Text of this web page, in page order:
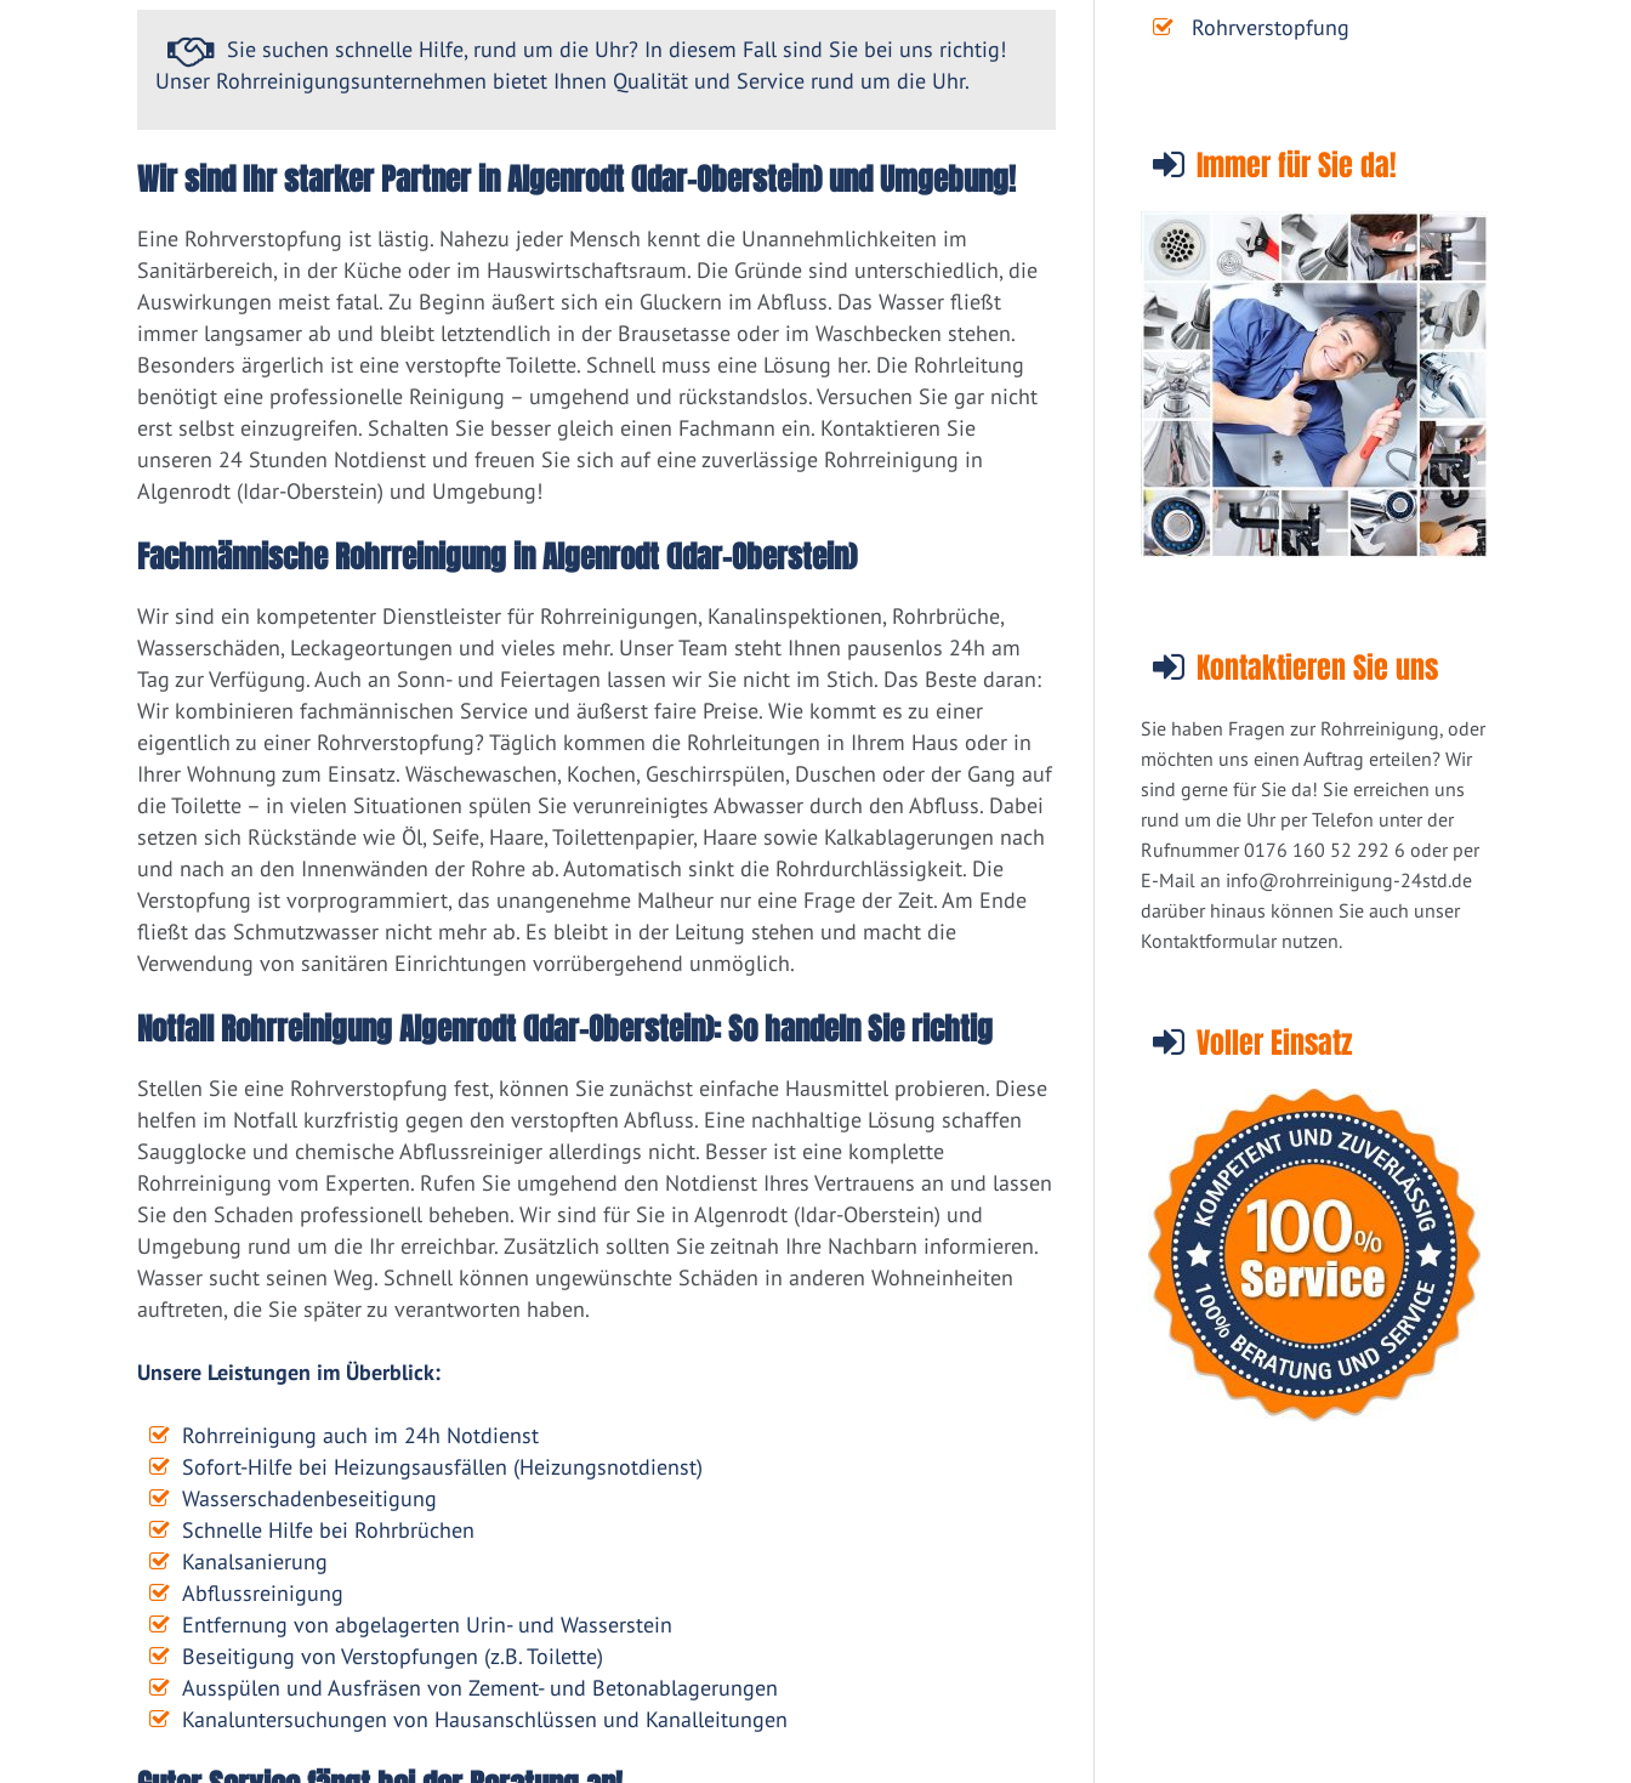
Rohrverstopfung
Immer für Sie da!
Kontaktieren Sie uns
Sie haben Fragen zur Rohrreinigung, oder
möchten uns einen Auftrag erteilen? Wir
sind gerne für Sie da! Sie erreichen uns
rund um die Uhr per Telefon unter der
Rufnummer 0176 160 52 292 6 oder per
E-Mail an info@rohrreinigung-24std.de
darüber hinaus können Sie auch unser
Kontaktformular nutzen.
Sie suchen schnelle Hilfe, rund um die Uhr? In diesem Fall sind Sie bei uns richtig!
Unser Rohrreinigungsunternehmen bietet Ihnen Qualität und Service rund um die Uhr.
Wir sind Ihr starker Partner in Algenrodt (Idar-Oberstein) und Umgebung!
Eine Rohrverstopfung ist lästig. Nahezu jeder Mensch kennt die Unannehmlichkeiten im
Sanitärbereich, in der Küche oder im Hauswirtschaftsraum. Die Gründe sind unterschiedlich, die
Auswirkungen meist fatal. Zu Beginn äußert sich ein Gluckern im Abfluss. Das Wasser fließt
immer langsamer ab und bleibt letztendlich in der Brausetasse oder im Waschbecken stehen.
Besonders ärgerlich ist eine verstopfte Toilette. Schnell muss eine Lösung her. Die Rohrleitung
benötigt eine professionelle Reinigung – umgehend und rückstandslos. Versuchen Sie gar nicht
erst selbst einzugreifen. Schalten Sie besser gleich einen Fachmann ein. Kontaktieren Sie
unseren 24 Stunden Notdienst und freuen Sie sich auf eine zuverlässige Rohrreinigung in
Algenrodt (Idar-Oberstein) und Umgebung!
Fachmännische Rohrreinigung in Algenrodt (Idar-Oberstein)
Wir sind ein kompetenter Dienstleister für Rohrreinigungen, Kanalinspektionen, Rohrbrüche,
Wasserschäden, Leckageortungen und vieles mehr. Unser Team steht Ihnen pausenlos 24h am
Tag zur Verfügung. Auch an Sonn- und Feiertagen lassen wir Sie nicht im Stich. Das Beste daran:
Wir kombinieren fachmännischen Service und äußerst faire Preise. Wie kommt es zu einer
eigentlich zu einer Rohrverstopfung? Täglich kommen die Rohrleitungen in Ihrem Haus oder in
Ihrer Wohnung zum Einsatz. Wäschewaschen, Kochen, Geschirrspülen, Duschen oder der Gang auf
die Toilette – in vielen Situationen spülen Sie verunreinigtes Abwasser durch den Abfluss. Dabei
setzen sich Rückstände wie Öl, Seife, Haare, Toilettenpapier, Haare sowie Kalkablagerungen nach
und nach an den Innenwänden der Rohre ab. Automatisch sinkt die Rohrdurchlässigkeit. Die
Verstopfung ist vorprogrammiert, das unangenehme Malheur nur eine Frage der Zeit. Am Ende
fließt das Schmutzwasser nicht mehr ab. Es bleibt in der Leitung stehen und macht die
Verwendung von sanitären Einrichtungen vorrübergehend unmöglich.
Notfall Rohrreinigung Algenrodt (Idar-Oberstein): So handeln Sie richtig
Stellen Sie eine Rohrverstopfung fest, können Sie zunächst einfache Hausmittel probieren. Diese
helfen im Notfall kurzfristig gegen den verstopften Abfluss. Eine nachhaltige Lösung schaffen
Saugglocke und chemische Abflussreiniger allerdings nicht. Besser ist eine komplette
Rohrreinigung vom Experten. Rufen Sie umgehend den Notdienst Ihres Vertrauens an und lassen
Sie den Schaden professionell beheben. Wir sind für Sie in Algenrodt (Idar-Oberstein) und
Umgebung rund um die Ihr erreichbar. Zusätzlich sollten Sie zeitnah Ihre Nachbarn informieren.
Wasser sucht seinen Weg. Schnell können ungewünschte Schäden in anderen Wohneinheiten
auftreten, die Sie später zu verantworten haben.
Unsere Leistungen im Überblick:
Rohrreinigung auch im 24h Notdienst
Sofort-Hilfe bei Heizungsausfällen (Heizungsnotdienst)
Wasserschadenbeseitigung
Schnelle Hilfe bei Rohrbrüchen
Kanalsanierung
Abflussreinigung
Entfernung von abgelagerten Urin- und Wasserstein
Beseitigung von Verstopfungen (z.B. Toilette)
Ausspülen und Ausfräsen von Zement- und Betonablagerungen
Kanaluntersuchungen von Hausanschlüssen und Kanalleitungen
Voller Einsatz